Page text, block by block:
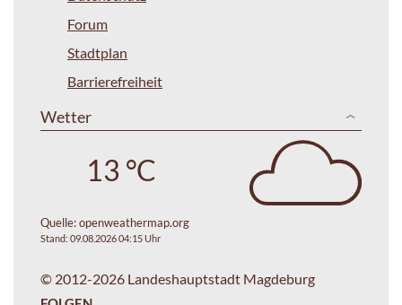
Forum
Stadtplan
Barrierefreiheit
Wetter
13 °C
Quelle:openweathermap.org
Stand: 09.08.2026 04:15 Uhr
© 2012-2026 Landeshauptstadt Magdeburg